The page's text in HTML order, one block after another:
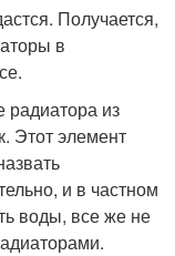
Получается,
в
радиатора из
Этот элемент
и в частном
воды, все же не